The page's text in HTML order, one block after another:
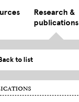
Research &
publications
to list